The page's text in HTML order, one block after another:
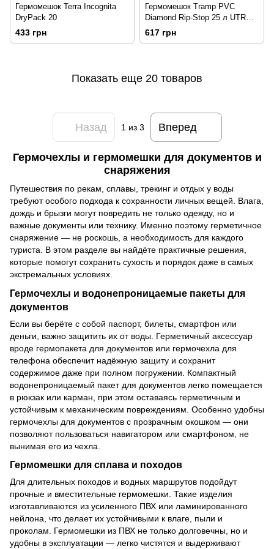
Гермомешок Terra Incognita
DryPack 20
433 грн
Гермомешок Tramp PVC
Diamond Rip-Stop 25 л UTRA-
118
617 грн
Показать еще 20 товаров
Назад 1из 3 Вперед
Гермочехлы и гермомешки для документов и
снаряжения
Путешествия по рекам, сплавы, трекинг и отдых у воды
требуют особого подхода к сохранности личных вещей. Влага,
дождь и брызги могут повредить не только одежду, но и
важные документы или технику. Именно поэтому герметичное
снаряжение — не роскошь, а необходимость для каждого
туриста. В этом разделе вы найдёте практичные решения,
которые помогут сохранить сухость и порядок даже в самых
экстремальных условиях.
Гермочехлы и водонепроницаемые пакеты для
документов
Если вы берёте с собой паспорт, билеты, смартфон или
деньги, важно защитить их от воды. Герметичный аксессуар
вроде гермопакета для документов или гермочехла для
телефона обеспечит надёжную защиту и сохранит
содержимое даже при полном погружении. Компактный
водонепроницаемый пакет для документов легко помещается
в рюкзак или карман, при этом оставаясь герметичным и
устойчивым к механическим повреждениям. Особенно удобны
гермочехлы для документов с прозрачным окошком — они
позволяют пользоваться навигатором или смартфоном, не
вынимая его из чехла.
Гермомешки для сплава и походов
Для длительных походов и водных маршрутов подойдут
прочные и вместительные гермомешки. Такие изделия
изготавливаются из усиленного ПВХ или ламинированного
нейлона, что делает их устойчивыми к влаге, пыли и
проколам. Гермомешки из ПВХ не только долговечны, но и
удобны в эксплуатации — легко чистятся и выдерживают